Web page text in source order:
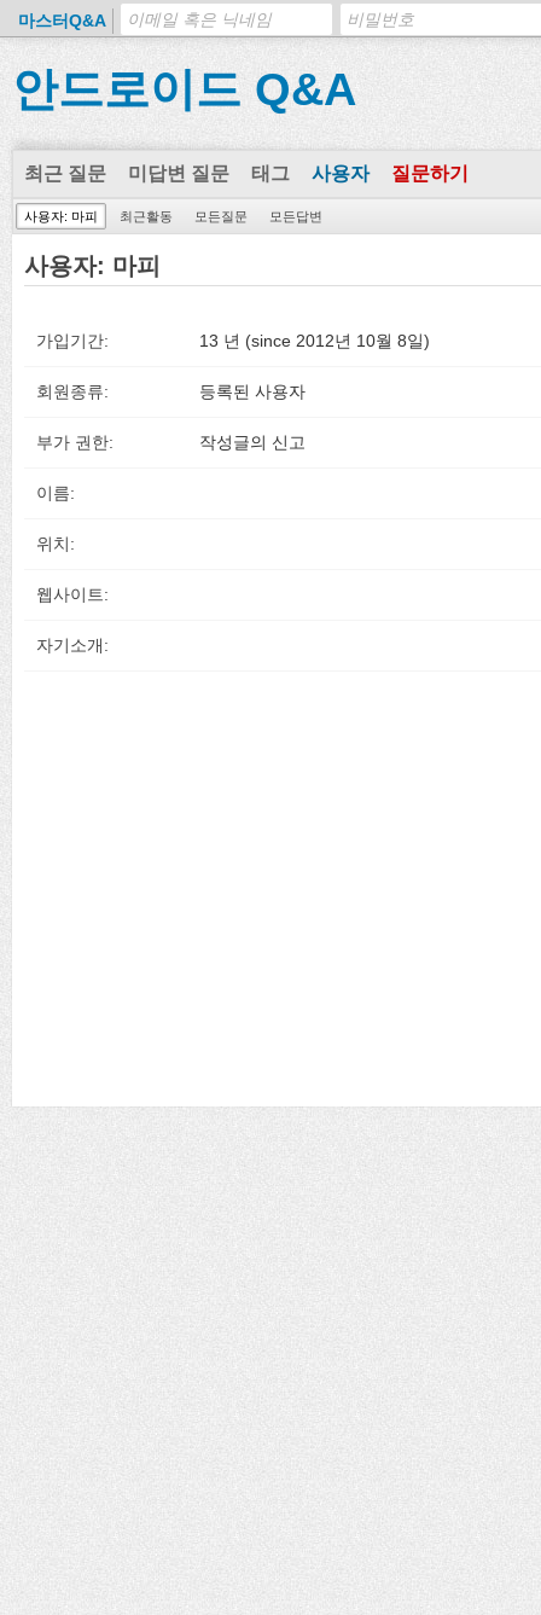
마스터Q&A
안드로이드 Q&A
최근 질문 미답변 질문 태그 사용자 질문하기
사용자: 마피 최근활동 모든질문 모든답변
사용자: 마피
가입기간: 13 년 (since 2012년 10월 8일)
회원종류: 등록된 사용자
부가 권한: 작성글의 신고
이름:
위치:
웹사이트:
자기소개: